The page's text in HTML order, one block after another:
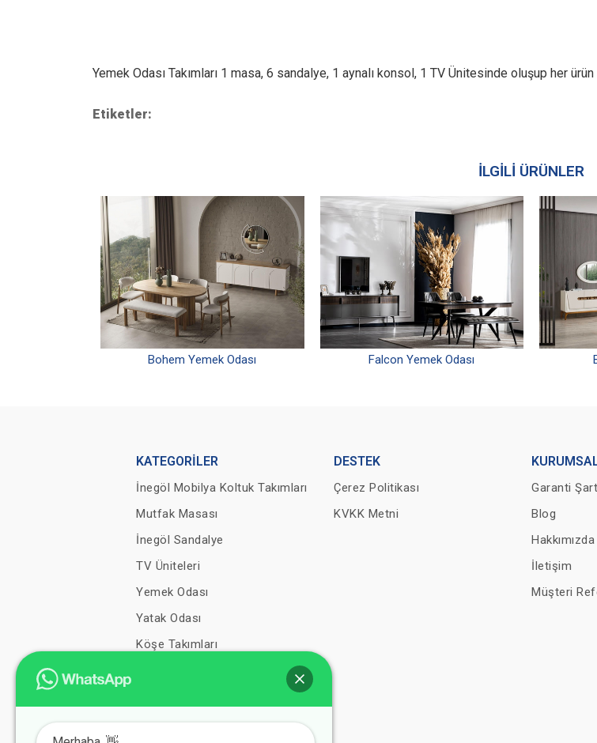
Yemek Odası Takımları 1 masa, 6 sandalye, 1 aynalı konsol, 1 TV Ünitesinde oluşup her
Etiketler:
İLGİLİ ÜRÜNLER
Bohem Yemek Odası Falcon Yemek Odası
KATEGORİLER
İnegöl Mobilya Koltuk Takımları
Mutfak Masası
İnegöl Sandalye
TV Üniteleri
Yemek Odası
Yatak Odası
Köşe Takımları
Baza Başlık
DESTEK
Çerez Politikası
KVKK Metni
Garanti
Blog
Hakkımızda
İletişim
Müşteri